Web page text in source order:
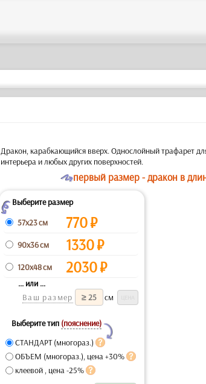
Дракон, карабкающийся вверх. Однослойный трафарет
интерьера и любых других поверхностей.
Oпервый размер - дракон в
ZВыберите размер
57x23 см
770₽
90x36 см 1330₽
120x48 см 2030₽
... или ...
Ваш размер
см
Выберите тип (пояснение)
Y
СТАНДАРТ (многораз.)
ОБЪЕМ (многораз.), цена +30%
клеевой , цена -25%